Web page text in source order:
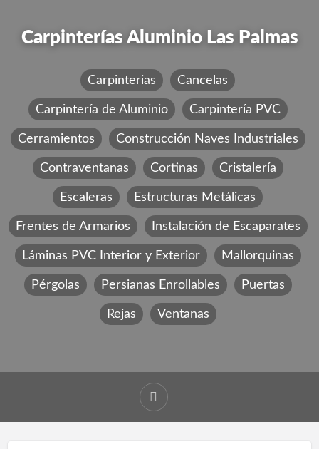
Carpinterías Aluminio Las Palmas
Carpinterias Cancelas
Carpintería de Aluminio Carpintería PVC
Cerramientos Construcción Naves Industriales
Contraventanas Cortinas Cristalería
Escaleras Estructuras Metálicas
Frentes de Armarios Instalación de Escaparates
Láminas PVC Interior y Exterior Mallorquinas
Pérgolas Persianas Enrollables Puertas
Rejas Ventanas